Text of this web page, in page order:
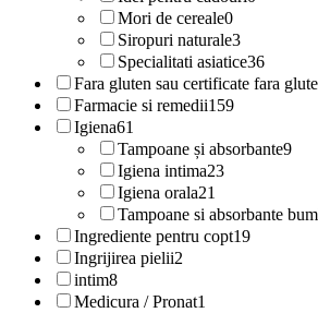
Mori de cereale0
Siropuri naturale3
Specialitati asiatice36
Fara gluten sau certificate fara
Farmacie si remedii159
Igiena61
Tampoane și absorbante9
Igiena intima23
Igiena orala21
Tampoane si absorbante
Ingrediente pentru copt19
Ingrijirea pielii2
intim8
Medicura / Pronat1